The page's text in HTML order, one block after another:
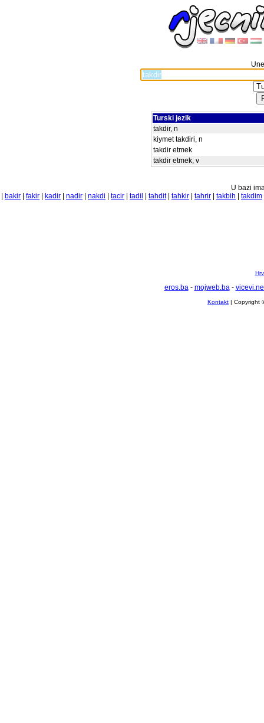
Turski jezik
takdir, n
kiymet takdiri, n
takdir etmek
takdir etmek, v
U bazi
bakir fakir kadir nadir nakdi tacir tadil tahdit| tahkir tahrir takbih takdim
eros.ba- mojweb.ba-
Kontakt | Copyright